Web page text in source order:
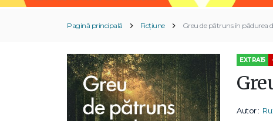
Pagină principală Ficțiune Greu de pătruns în pădurea
EXTRA15
Autor :